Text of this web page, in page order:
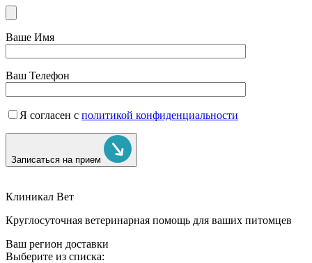
Ваше Имя
Ваш Телефон
Я согласен с политикой конфиденциальности
Записаться на прием
Клиникал Вет
Круглосуточная ветеринарная помощь для ваших питомцев
Ваш регион доставки
Выберите из списка: